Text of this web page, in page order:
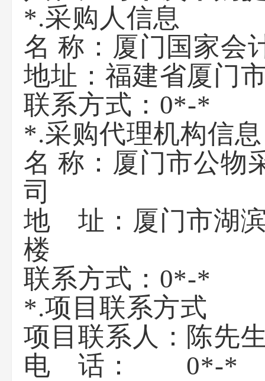
*.采购人信息
名 称：厦门
地址：福建
联系方式
*.采购代理机构信息
名 称：厦门市公物
地 址：厦门市湖
联系
*.项目联系方式
项目联系人：陈先
电 话： 0*-*